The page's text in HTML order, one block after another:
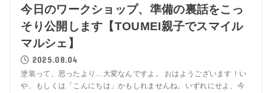
今日のワークショップ、準備の裏話をこっ
そり公開します【TOUMEI親子でスマイル
マルシェ】
2025.08.04
塗装って、思ったより…大変なんですよ。 おはようございます！い
や、もしくは「こんにちは」かもしれませんね。いずれにせよ、今